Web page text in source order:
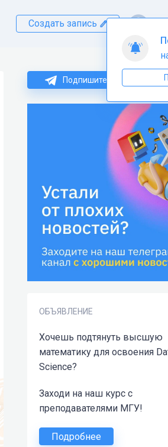
Создать запись
Подпишитесь на нас в
ОБЪЯВЛЕНИЕ
Хочешь подтянуть высшую
математику для освоения
Science?
Заходи на наш курс с
преподавателями МГУ!
Подробнее